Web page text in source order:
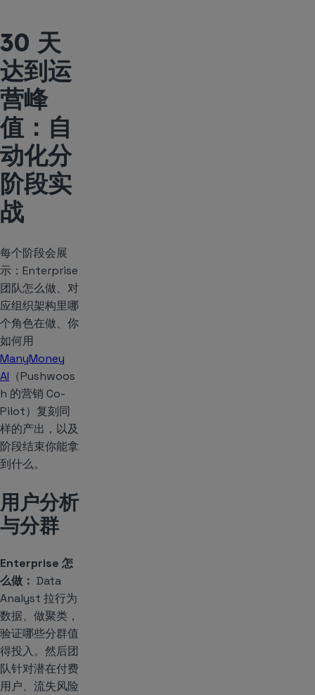
30 天
达到运
营峰
值：自
动化分
阶段实
战
每个阶段会展
示：Enterprise
团队怎么做、对
应组织架构里哪
个角色在做、你
如何用
ManyMoney
AI （Pushwoos
h 的营销 Co-
Pilot）复刻同
样的产出，以及
阶段结束你能拿
到什么。
用户分析
与分群
Enterprise 怎
么做： Data
Analyst 拉行为
数据、做聚类，
验证哪些分群值
得投入。然后团
队针对潜在付费
用户、流失风险